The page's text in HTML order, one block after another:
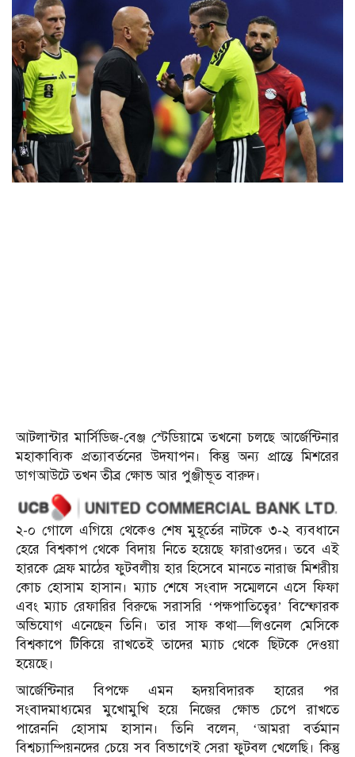
আটলান্টার মার্সিডিজ-বেঞ্জ স্টেডিয়ামে তখনো চলছে আর্জেন্টিনার
মহাকাব্যিক প্রত্যাবর্তনের উদযাপন। কিন্তু অন্য প্রান্তে মিশরের
ডাগআউটে তখন তীব্র ক্ষোভ আর পুঞ্জীভূত বারুদ।
২-০ গোলে এগিয়ে থেকেও শেষ মুহূর্তের নাটকে ৩-২ ব্যবধানে
হেরে বিশ্বকাপ থেকে বিদায় নিতে হয়েছে ফারাওদের। তবে এই
হারকে স্রেফ মাঠের ফুটবলীয় হার হিসেবে মানতে নারাজ মিশরীয়
কোচ হোসাম হাসান। ম্যাচ শেষে সংবাদ সম্মেলনে এসে ফিফা
এবং ম্যাচ রেফারির বিরুদ্ধে সরাসরি ‘পক্ষপাতিত্বের’ বিস্ফোরক
অভিযোগ এনেছেন তিনি। তার সাফ কথা—লিওনেল মেসিকে
বিশ্বকাপে টিকিয়ে রাখতেই তাদের ম্যাচ থেকে ছিটকে দেওয়া
হয়েছে।
আর্জেন্টিনার বিপক্ষে এমন হৃদয়বিদারক হারের পর
সংবাদমাধ্যমের মুখোমুখি হয়ে নিজের ক্ষোভ চেপে রাখতে
পারেননি হোসাম হাসান। তিনি বলেন, ‘আমরা বর্তমান
বিশ্বচ্যাম্পিয়নদের চেয়ে সব বিভাগেই সেরা ফুটবল খেলেছি। কিন্তু